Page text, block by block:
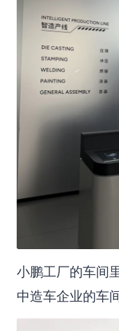
小鹏工厂的车间
中造车企业的车